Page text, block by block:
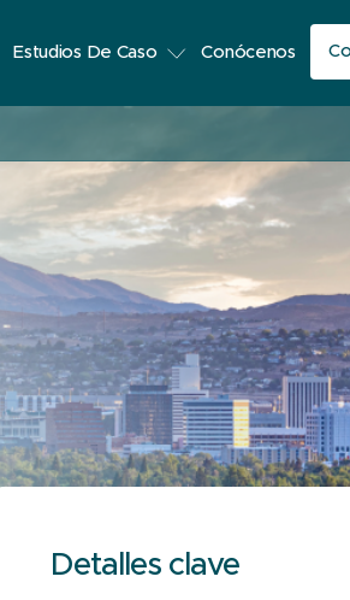
Estudios De Caso Conócenos
Detalles clave